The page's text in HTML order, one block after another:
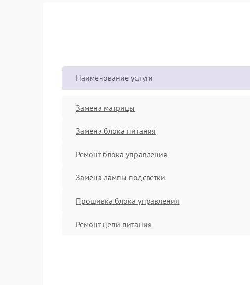
Наименование услуги
Замена матрицы
Замена блока питания
Ремонт блока управления
Замена лампы подсветки
Прошивка блока управления
Ремонт цепи питания